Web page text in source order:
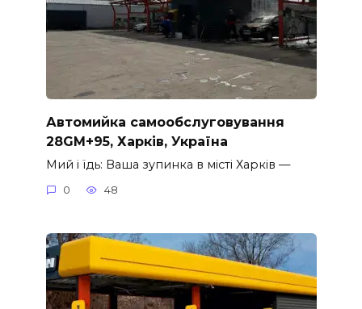
Автомийка самообслуговування
28GM+95, Харків, Україна
Мий і їдь: Ваша зупинка в місті Харків —
0 48